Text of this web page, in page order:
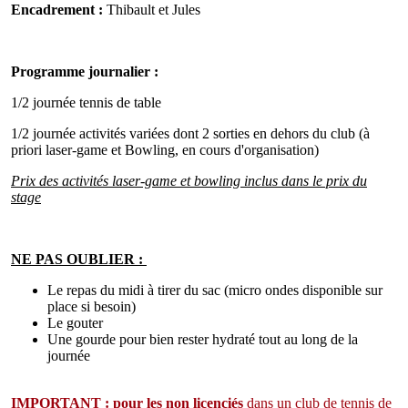
Encadrement : Thibault et Jules
Programme journalier :
1/2 journée tennis de table
1/2 journée activités variées dont 2 sorties en dehors du club (à
priori laser-game et Bowling, en cours d'organisation)
Prix des activités laser-game et bowling inclus dans le prix du
stage
NE PAS OUBLIER :
Le repas du midi à tirer du sac (micro ondes disponible sur
place si besoin)
Le gouter
Une gourde pour bien rester hydraté tout au long de la
journée
IMPORTANT : pour les non licenciés dans un club de tennis de